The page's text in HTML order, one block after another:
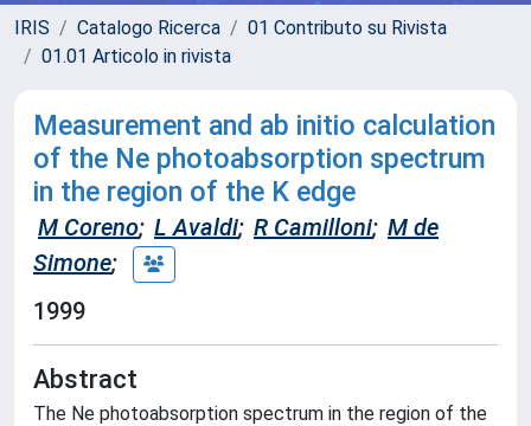
IRIS Catalogo Ricerca
01 Contributo su Rivista
01.01 Articolo in rivista
Measurement and ab initio calculation
of the Ne photoabsorption spectrum
in the region of the K edge
M Coreno; L Avaldi; R Camilloni; M de
Simone;
1999
Abstract
The Ne photoabsorption spectrum in the region of the